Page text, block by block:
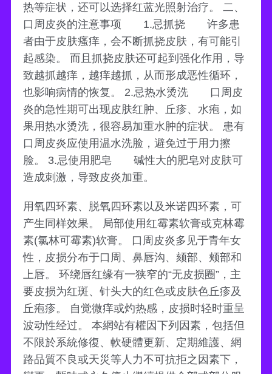
热等症状，还可以选择红蓝光照射治疗。 二、
口周皮炎的注意事项 1.忌抓挠 许多患
者由于皮肤瘙痒，会不断抓挠皮肤，有可能引
起感染。 而且抓挠皮肤还可起到强化作用，导
致越抓越痒，越痒越抓，从而形成恶性循环，
也影响病情的恢复。 2.忌热水烫洗 口周皮
炎的急性期可出现皮肤红肿、丘疹、水疱，如
果用热水烫洗，很容易加重水肿的症状。 患有
口周皮炎应使用温水洗脸，避免过于用力擦
脸。 3.忌使用肥皂 碱性大的肥皂对皮肤可
造成刺激，导致皮炎加重。
用氧四环素、脱氧四环素以及米诺四环素，可
产生同样效果。 局部使用红霉素软膏或克林霉
素(氯林可霉素)软膏。 口周皮炎多见于青年女
性，皮损分布于口周、鼻唇沟、颏部、颊部和
上唇。 环绕唇红缘有一狭窄的“无皮损圈”，主
要皮损为红斑、针头大的红色或皮肤色丘疹及
丘疱疹。 自觉微痒或灼热感，皮损时轻时重呈
波动性经过。 本網站有權因下列因素，包括但
不限於系統修復、軟硬體更新、定期維護、網
路品質不良或天災等人力不可抗拒之因素下，